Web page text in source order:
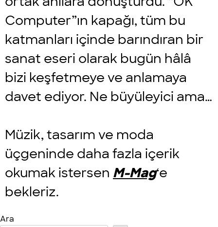
Computer”ın kapağı, tüm bu
katmanları içinde barındıran bir
sanat eseri olarak bugün hâlâ
bizi keşfetmeye ve anlamaya
davet ediyor. Ne büyüleyici ama…
Müzik, tasarım ve moda
üçgeninde daha fazla içerik
okumak istersen M-Mag‘e
bekleriz.
Ara